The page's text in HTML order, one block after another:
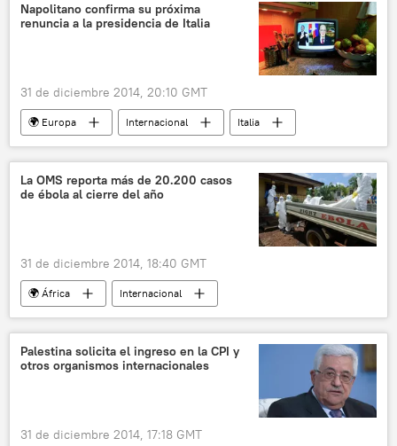
Napolitano confirma su próxima
renuncia a la presidencia de Italia
31 de diciembre 2014, 20:10 GMT
🌍 Europa Internacional
Italia
Giorgio Napolitano
noticias
La OMS reporta más de 20.200 casos
de ébola al cierre del año
31 de diciembre 2014, 18:40 GMT
🌍 África
Internacional
El virus del Ébola se propaga por el mundo
sociedad
💗 Salud noticias
Palestina solicita el ingreso en la CPI y
otros organismos internacionales
31 de diciembre 2014, 17:18 GMT